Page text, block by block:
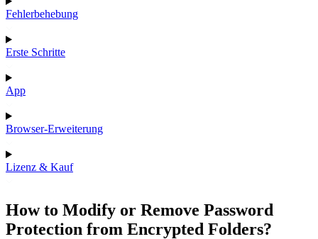
Fehlerbehebung
Erste Schritte
App
Browser-Erweiterung
Lizenz & Kauf
How to Modify or Remove Password
Protection from Encrypted Folders?